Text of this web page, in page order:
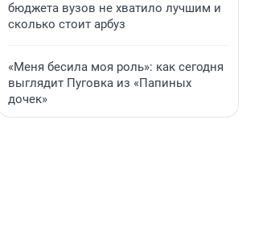
бюджета вузов не хватило лучшим и
сколько стоит арбуз
«Меня бесила моя роль»: как сегодня
выглядит Пуговка из «Папиных
дочек»